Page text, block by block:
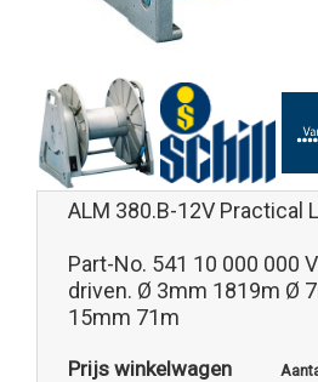
ALM 380.B-12V Practical
Part-No. 541 10 000 000
driven. Ø 3mm 1819m Ø
15mm 71m
Prijs winkelwagen